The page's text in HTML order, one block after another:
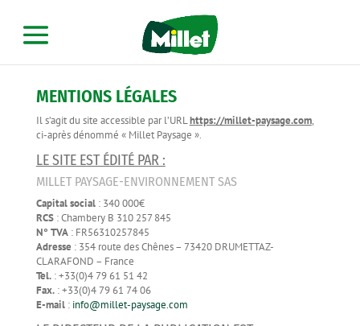
MENTIONS LÉGALES
Il s’agit du site accessible par l’URLhttps://millet-paysage.com,
ci-après dénommé « Millet Paysage ».
LE SITE EST ÉDITÉ PAR :
MILLET PAYSAGE-ENVIRONNEMENT SAS
Capital social: 340 000€
RCS: Chambery B 310 257 845
N° TVA: FR56310257845
Adresse : 354 route des Chênes – 73420 DRUMETTAZ-
CLARAFOND – France
Tel.: +33(0)4 79 61 51 42
Fax.: +33(0)4 79 61 74 06
E-mail: info@millet-paysage.com